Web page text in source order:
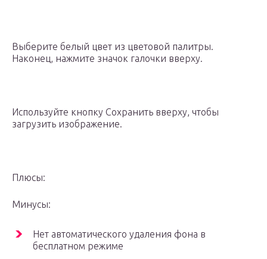
Выберите белый цвет из цветовой палитры.
Наконец, нажмите значок галочки вверху.
Используйте кнопку Сохранить вверху, чтобы
загрузить изображение.
Плюсы:
Минусы:
Нет автоматического удаления фона в
бесплатном режиме